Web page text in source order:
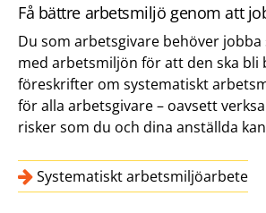
Få bättre arbetsmiljö genom att
Du som arbetsgivare behöver
med arbetsmiljön för att den ska bli
föreskrifter om systematiskt
för alla arbetsgivare – oavsett
risker som du och dina anställda
Systematiskt arbetsmiljöarbete